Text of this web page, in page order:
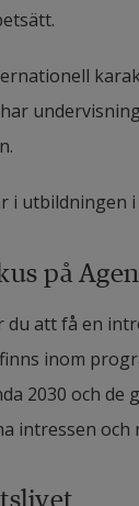
i utbildningen
på
du att få en
inom
2030 och
intressen och